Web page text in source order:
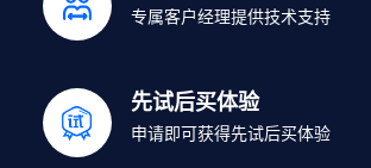
专属客户经理提供技术支持
先试后买体验
申请即可获得先试后买体验